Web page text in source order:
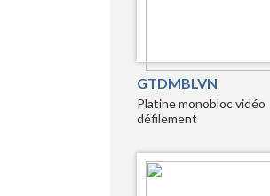
GTDMBLVN
Platine monobloc vidéo
défilement